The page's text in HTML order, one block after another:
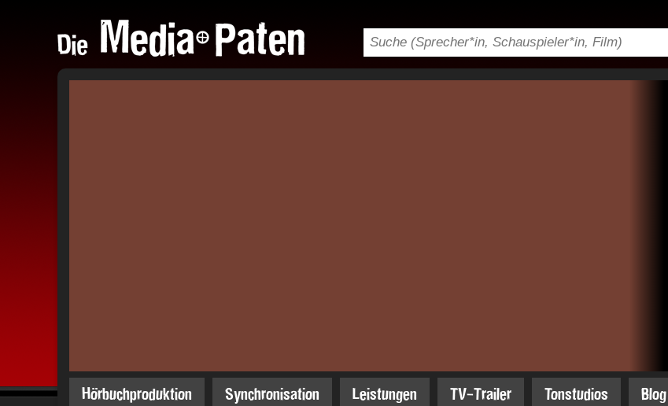
Hörbuchproduktion Synchronisation Leistungen TV-Trailer Tonstudios Blog